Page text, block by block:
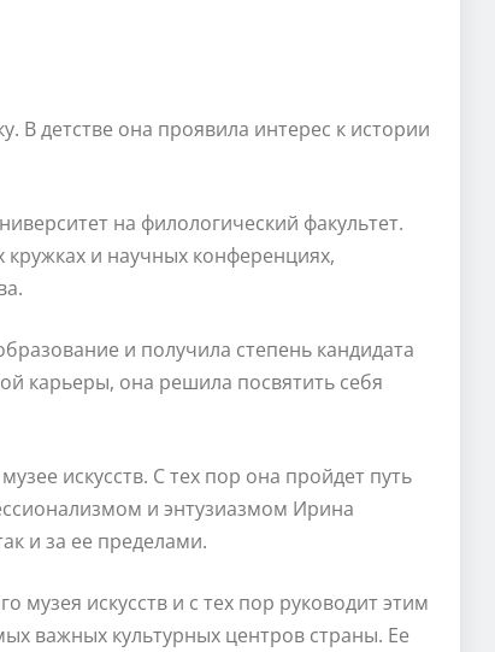
В детстве она проявила интерес к истории
на филологический факультет.
и научных конференциях,
и получила степень кандидата
карьеры, она решила посвятить себя
искусств. С тех пор она пройдет путь
и энтузиазмом Ирина
и за ее пределами.
музея искусств и с тех пор руководит этим
важных культурных центров страны. Ее